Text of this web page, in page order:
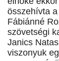
összehívta
Fábiánné
szövetségi
Janics
viszonyuk